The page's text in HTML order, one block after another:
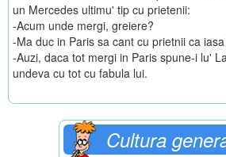
un Mercedes ultimu' tip cu prietenii:
-Acum unde mergi, greiere?
-Ma duc in Paris sa cant cu prietnii ca
-Auzi, daca tot mergi in Paris spune-i lu'
undeva cu tot cu fabula lui.
Cultura